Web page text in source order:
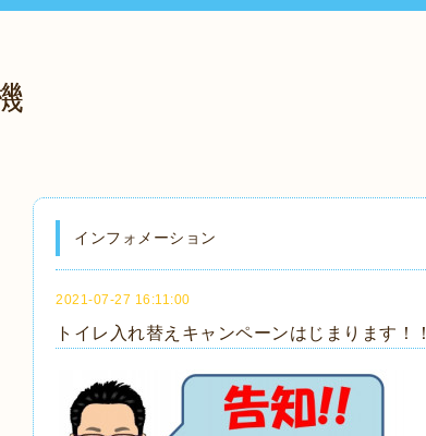
インフォメーション
2021-07-27 16:11:00
トイレ入れ替えキャンペーンはじまります！！